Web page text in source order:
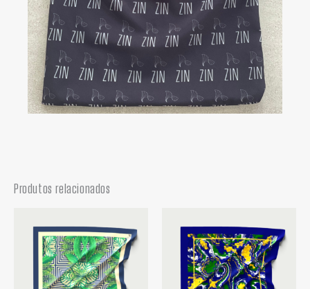
Produtos relacionados